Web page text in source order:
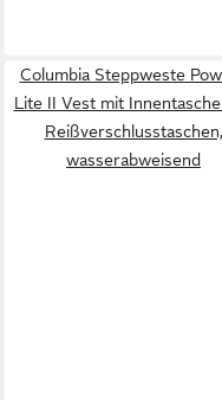
Columbia Steppweste
Lite II Vest mit
Reißverschlusstaschen,
wasserabweisend